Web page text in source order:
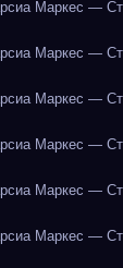
Маркес —
Маркес —
Маркес —
Маркес —
Маркес —
Маркес —